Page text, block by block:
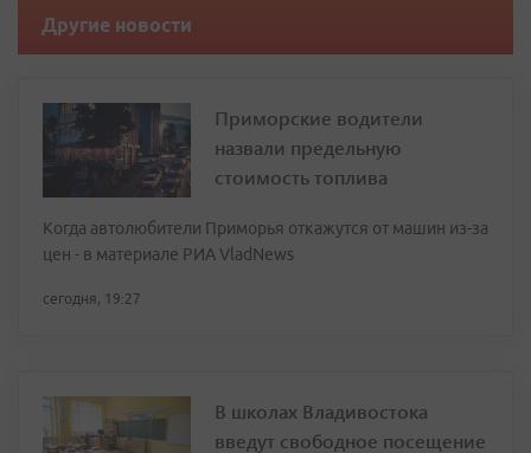
Другие новости
Приморские водители
назвали предельную
стоимость топлива
Когда автолюбители Приморья откажутся от машин из-за
цен - в материале РИА VladNews
сегодня, 19:27
В школах Владивостока
введут свободное посещение